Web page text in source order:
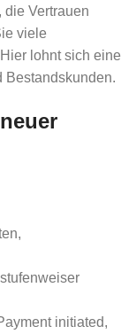
die Vertrauen
viele
lohnt sich eine
Bestandskunden.
initiated,